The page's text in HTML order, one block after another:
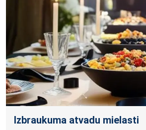
Izbraukuma atvadu mielasti